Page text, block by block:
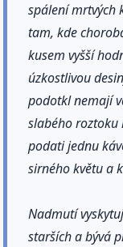
spálení mrtvých
tam, kde
kusem vyšší
úzkostlivou
podotkl nemají
slabého roztoku
podati jednu
sirného květu a
Nadmutí
starších a bývá